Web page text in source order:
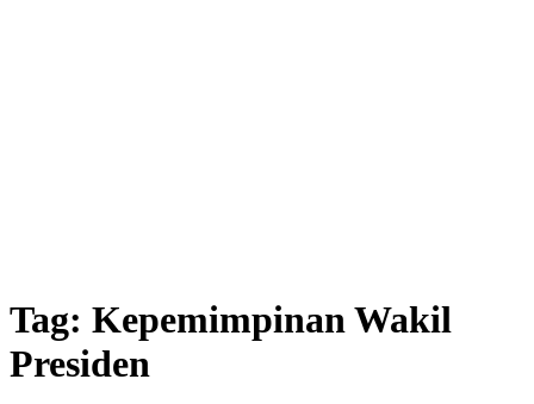
Tag: Kepemimpinan Wakil
Presiden